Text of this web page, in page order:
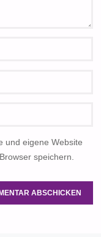
und eigene Website
speichern.